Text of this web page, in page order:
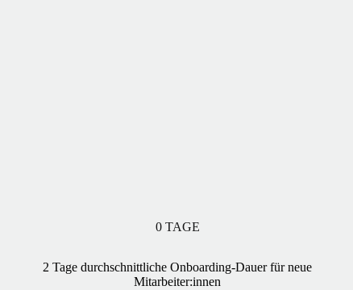
0TAGE
2 Tage durchschnittliche Onboarding-Dauer für neue
Mitarbeiter:innen